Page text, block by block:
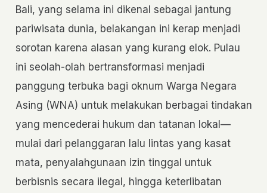
Bali, yang selama ini dikenal sebagai jantung
pariwisata dunia, belakangan ini kerap menjadi
sorotan karena alasan yang kurang elok. Pulau
ini seolah-olah bertransformasi menjadi
panggung terbuka bagi oknum Warga Negara
Asing (WNA) untuk melakukan berbagai tindakan
yang mencederai hukum dan tatanan lokal—
mulai dari pelanggaran lalu lintas yang kasat
mata, penyalahgunaan izin tinggal untuk
berbisnis secara ilegal, hingga keterlibatan